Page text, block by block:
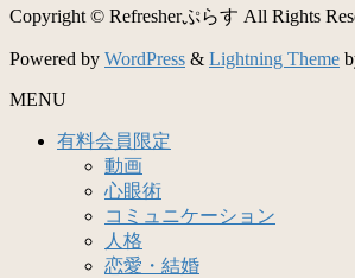
Copyright © Refresherぷらす All Rights
Powered by WordPress & Lightning Theme
MENU
有料会員限定
動画
心眼術
コミュニケーション
人格
恋愛・結婚